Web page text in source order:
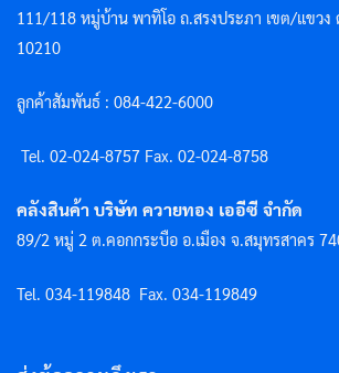
111/118 หมู่บ้าน พาทิโอ ถ.สรงประภา เขต/แขวง
10210
ลูกค้าสัมพันธ์ : 084-422-6000
Tel. 02-024-8757 Fax. 02-024-8758
คลังสินค้า บริษัท ควายทอง เออีซี จำกัด
89/2 หมู่ 2 ต.คอกกระบือ อ.เมือง จ.สมุทรสาคร
Tel. 034-119848 Fax. 034-119849